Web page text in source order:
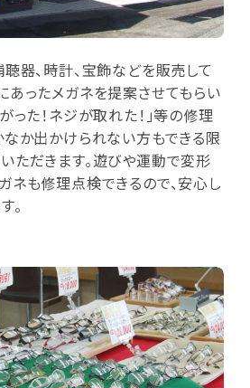
聴器、時計、宝飾などを販売して
あったメガネを提案させてもらい
った！ネジが取れた！」等の修理
なか出かけられない方もできる限
ただきます。遊びや運動で変形
ネも修理点検できるので、安心し
。